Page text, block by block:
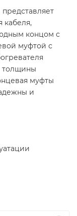
кабеля,
концом с
муфтой с
толщины
муфты
и